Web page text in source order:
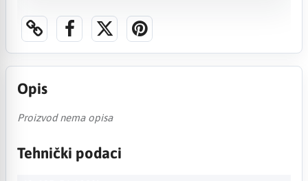
Opis
Proizvod nema opisa
Tehnički podaci